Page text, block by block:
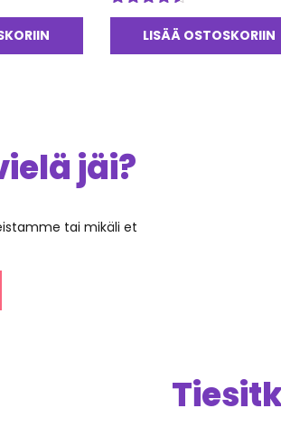
Arvostelu
tuotteesta:
LISÄÄ OSTOSKORIIN
jäi?
tai mikäli et